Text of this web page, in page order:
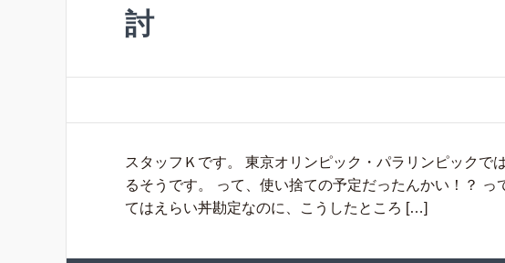
討
スタッフＫです。 東京オリンピック・パラリンピックで
るそうです。 って、使い捨ての予定だったんかい！？
てはえらい丼勘定なのに、こうしたところ […]